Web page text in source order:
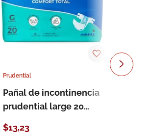
Prudential
Pañal de incontinencia
prudential large 20
$13,23